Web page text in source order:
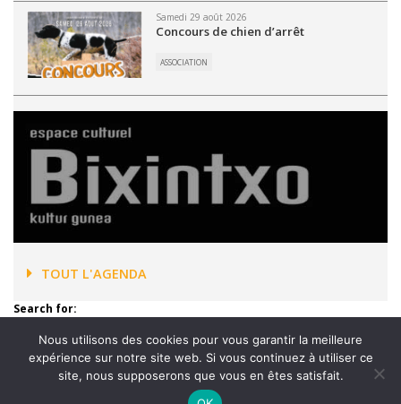
Samedi 29 août 2026
Concours de chien d’arrêt
ASSOCIATION
TOUT L'AGENDA
Search for:
Nous utilisons des cookies pour vous garantir la meilleure
expérience sur notre site web. Si vous continuez à utiliser ce
site, nous supposerons que vous en êtes satisfait.